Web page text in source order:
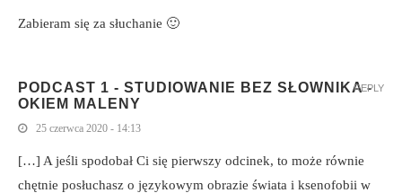
Zabieram się za słuchanie 🙂
PODCAST 1 - STUDIOWANIE BEZ SŁOWNIKA -
OKIEM MALENY
25 czerwca 2020 - 14:13
[…] A jeśli spodobał Ci się pierwszy odcinek, to może równie
chętnie posłuchasz o językowym obrazie świata i ksenofobii w
REPLY